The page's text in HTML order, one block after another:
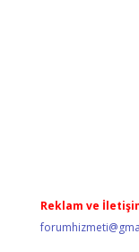
Reklam ve